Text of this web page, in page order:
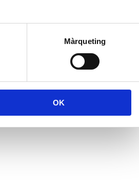
Màrqueting
OK